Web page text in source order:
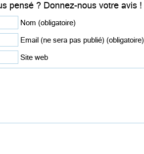
pensé ? Donnez-nous votre avis !
Nom (obligatoire)
Email (ne sera pas publié) (obligatoire)
Site web